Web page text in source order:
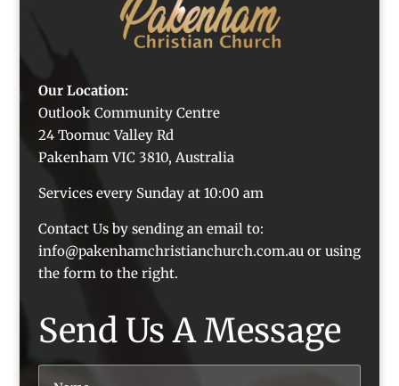
Our Location:
Outlook Community Centre
24 Toomuc Valley Rd
Pakenham VIC 3810, Australia
Services every Sunday at 10:00 am
Contact Us by sending an email to:
info@pakenhamchristianchurch.com.au or using
the form to the right.
Send Us A Message